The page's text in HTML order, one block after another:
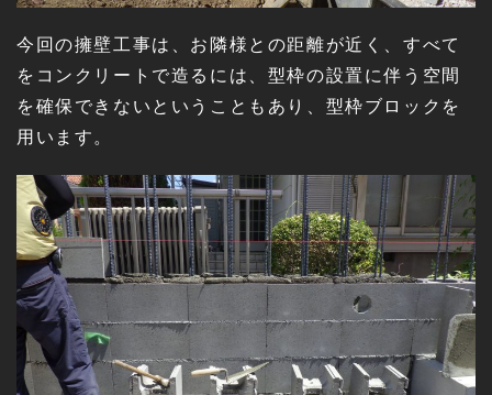
今回の擁壁工事は、お隣様との距離が近く、すべて
をコンクリートで造るには、型枠の設置に伴う空間
を確保できないということもあり、型枠ブロックを
用います。